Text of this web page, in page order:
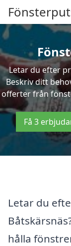
Letar du efter
Beskriv ditt
offerter från
Få 3
Letar du
hålla